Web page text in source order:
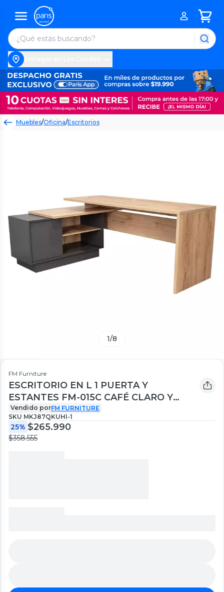
Muebles/Oficina/Escritorios
1/8
FM Furniture
ESCRITORIO EN L 1 PUERTA Y
ESTANTES FM-015C CAFÉ CLARO Y
PLOMO
Vendido porFM FURNITURE
SKU MKJ87QKUHI-1
25% $265.990
$358.555